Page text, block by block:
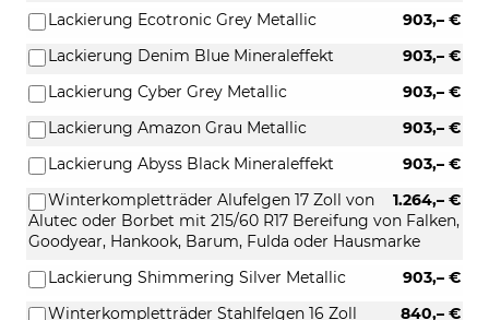
903,– €
Lackierung Ecotronic Grey Metallic
903,– €
Lackierung Denim Blue Mineraleffekt
903,– €
Lackierung Cyber Grey Metallic
903,– €
Lackierung Amazon Grau Metallic
903,– €
Lackierung Abyss Black Mineraleffekt
1.264,– €
Winterkompletträder Alufelgen 17 Zoll von
Alutec oder Borbet mit 215/60 R17 Bereifung von Falken,
Goodyear, Hankook, Barum, Fulda oder Hausmarke
903,– €
Lackierung Shimmering Silver Metallic
840,– €
Winterkompletträder Stahlfelgen 16 Zoll